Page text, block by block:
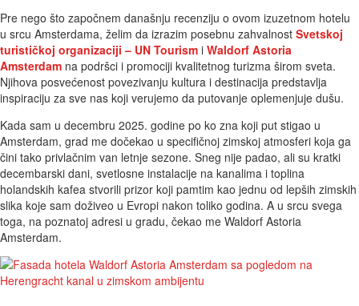
Pre nego što započnem današnju recenziju o ovom izuzetnom hotelu
u srcu Amsterdama, želim da izrazim posebnu zahvalnost Svetskoj
turističkoj organizaciji – UN Tourism i Waldorf Astoria
Amsterdam na podršci i promociji kvalitetnog turizma širom sveta.
Njihova posvećenost povezivanju kultura i destinacija predstavlja
inspiraciju za sve nas koji verujemo da putovanje oplemenjuje dušu.
Kada sam u decembru 2025. godine po ko zna koji put stigao u
Amsterdam, grad me dočekao u specifičnoj zimskoj atmosferi koja ga
čini tako privlačnim van letnje sezone. Sneg nije padao, ali su kratki
decembarski dani, svetlosne instalacije na kanalima i toplina
holandskih kafea stvorili prizor koji pamtim kao jednu od lepših zimskih
slika koje sam doživeo u Evropi nakon toliko godina. A u srcu svega
toga, na poznatoj adresi u gradu, čekao me Waldorf Astoria
Amsterdam.